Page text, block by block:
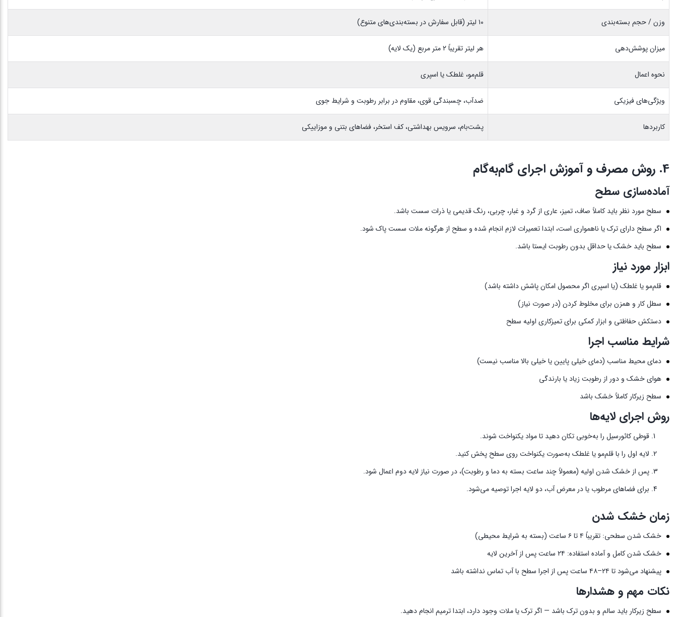
وزن / حجم بسته‌بندی ۱۰ لیتر (قابل سفارش در بسته‌بندی‌های متنوع)
میزان پوشش‌دهی هر لیتر تقریباً ۲ متر مربع (یک لایه)
نحوه اعمال قلم‌مو، غلطک یا اسپری
ویژگی‌های فیزیکی ضدآب، چسبندگی قوی، مقاوم در برابر رطوبت و شرایط جوی
کاربردها پشت‌بام، سرویس بهداشتی، کف استخر، فضاهای بتنی و موزاییکی
4. روش مصرف و آموزش اجرای گام‌به‌گام
آماده‌سازی سطح
سطح مورد نظر باید کاملاً صاف، تمیز، عاری از گرد و غبار، چربی، رنگ قدیمی یا ذرات سست باشد.
اگر سطح دارای ترک یا ناهمواری است، ابتدا تعمیرات لازم انجام شده و سطح از هرگونه ملات سست پاک شود.
سطح باید خشک یا حداقل بدون رطوبت ایستا باشد.
ابزار مورد نیاز
قلم‌مو یا غلطک (یا اسپری اگر محصول امکان پاشش داشته باشد)
سطل کار و همزن برای مخلوط کردن (در صورت نیاز)
دستکش حفاظتی و ابزار کمکی برای تمیزکاری اولیه سطح
شرایط مناسب اجرا
دمای محیط مناسب (دمای خیلی پایین یا خیلی بالا مناسب نیست)
هوای خشک و دور از رطوبت زیاد یا بارندگی
سطح زیرکار کاملاً خشک باشد
روش اجرای لایه‌ها
قوطی کائورسیل را به‌خوبی تکان دهید تا مواد یکنواخت شوند.
لایه اول را با قلم‌مو یا غلطک به‌صورت یکنواخت روی سطح پخش کنید.
پس از خشک شدن اولیه (معمولاً چند ساعت بسته به دما و رطوبت)، در صورت نیاز لایه دوم اعمال شود.
برای فضاهای مرطوب یا در معرض آب، دو لایه اجرا توصیه می‌شود.
زمان خشک شدن
خشک شدن سطحی: تقریباً ۴ تا ۶ ساعت (بسته به شرایط محیطی)
خشک شدن کامل و آماده استفاده: ۲۴ ساعت پس از آخرین لایه
پیشنهاد می‌شود تا ۲۴–۴۸ ساعت پس از اجرا سطح با آب تماس نداشته باشد
نکات مهم و هشدارها
سطح زیرکار باید سالم و بدون ترک باشد — اگر ترک یا ملات وجود دارد، ابتدا ترمیم انجام دهید.